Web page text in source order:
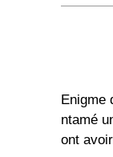
Enigme
ntamé
ont